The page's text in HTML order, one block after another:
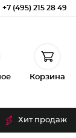
+7 (495) 215 28 49
Корзина
Хит продаж